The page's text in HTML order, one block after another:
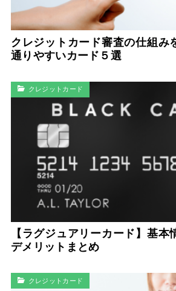
クレジットカード審査の仕組
通りやすいカード５選
クレジットカード
【ラグジュアリーカード】基本
デメリットまとめ
クレジットカード